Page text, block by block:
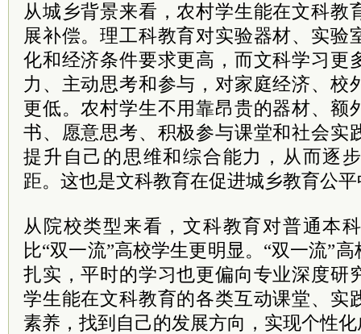
从城乡背景来看，农村学生能在文科教
展补偿。理工科教育对实验器材、实验
化和经济条件要求更高，而文科学习更
力、主动思考和参与，对家庭经济、校
更低。农村学生不用靠昂贵的器材、额
书、愿意思考、积极参与课堂和社会实
提升自己的思维和综合能力，从而逐
距。这也是文科教育在促进城乡教育公
从院校类型来看，文科教育对普通本
比“双一流”高校学生更明显。“双一流”
扎实，平时的学习也更偏向专业深度研
学生能在文科教育的各类互动课堂、实
素养，找到自己的发展方向，实现个性